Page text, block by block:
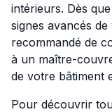
intérieurs. Dès
signes avancés
recommandé de
à un maître-
de votre bâtiment
Pour découvrir